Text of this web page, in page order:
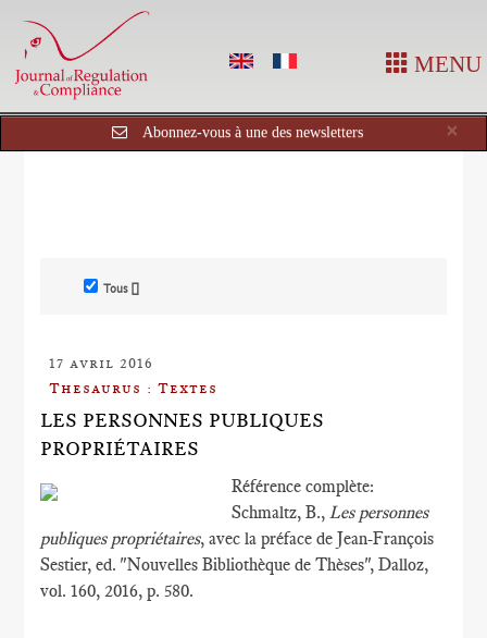
MENU
×
Abonnez-vous à une des newsletters
Tous []
17 avril 2016
Thesaurus : Textes
LES PERSONNES PUBLIQUES
PROPRIÉTAIRES
Référence complète:
Schmaltz, B., Les personnes
publiques propriétaires, avec la préface de Jean-François
Sestier, ed. "Nouvelles Bibliothèque de Thèses", Dalloz,
vol. 160, 2016, p. 580.